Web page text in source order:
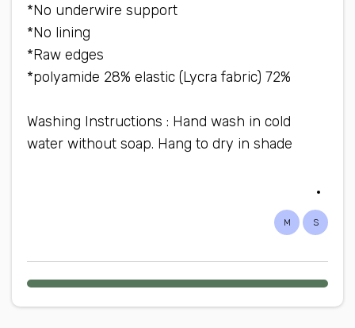
Washing Instructions : Hand wash in cold
water without soap. Hang to dry in shade
S
M